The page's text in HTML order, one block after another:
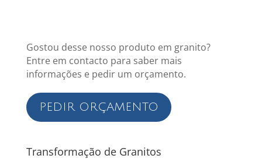
Gostou desse nosso produto em granito?
Entre em contacto para saber mais
informações e pedir um orçamento.
PEDIR ORÇAMENTO
Transformação de Granitos